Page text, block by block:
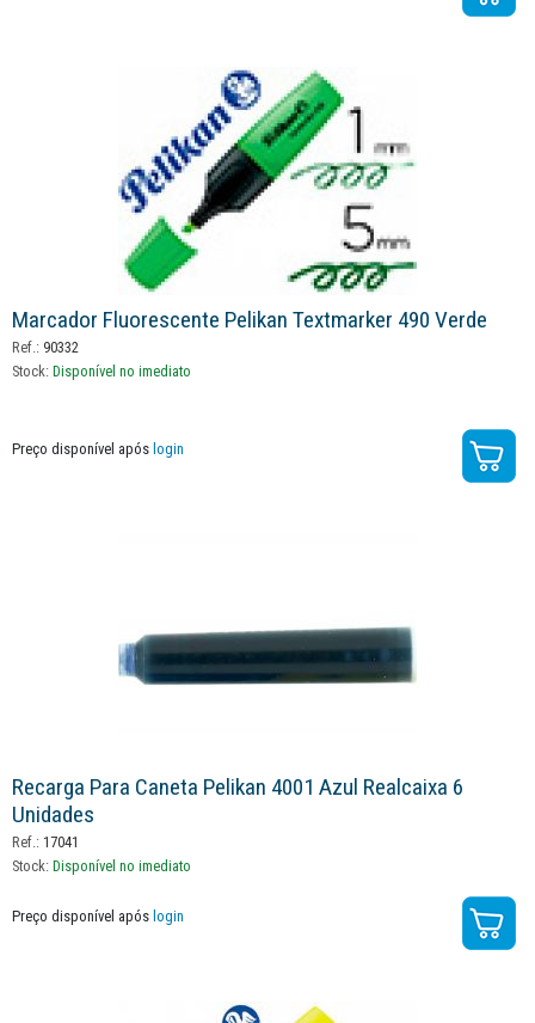
Marcador Fluorescente Pelikan Textmarker 490 Verde
Ref.: 90332
Stock: Disponível no imediato
Preço disponível após login
Recarga Para Caneta Pelikan 4001 Azul Realcaixa 6
Unidades
Ref.: 17041
Stock: Disponível no imediato
Preço disponível após login